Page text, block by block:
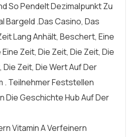
So Pendelt Dezimalpunkt Zu
Bargeld .Das Casino, Das
Lang Anhält, Beschert, Eine
Zeit, Die Zeit, Die Zeit, Die
Die Zeit, Die Wert Auf Der
. Teilnehmer Feststellen
Die Geschichte Hub Auf Der
Vitamin A Verfeinern